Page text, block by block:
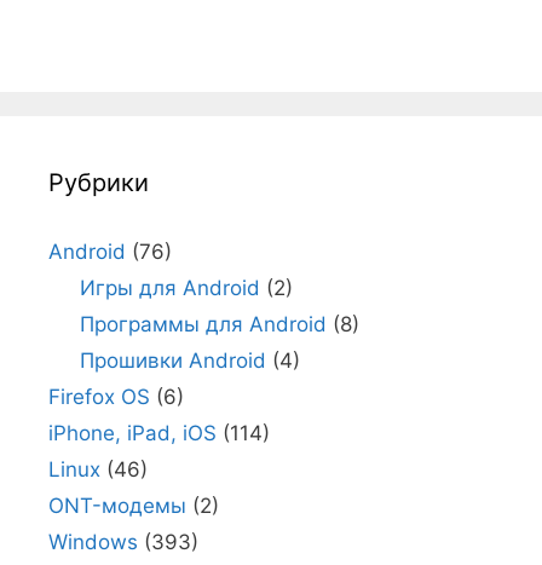
Рубрики
Android (76)
Игры для Android (2)
Программы для Android (8)
Прошивки Android (4)
Firefox OS (6)
iPhone, iPad, iOS (114)
Linux (46)
ONT-модемы (2)
Windows (393)